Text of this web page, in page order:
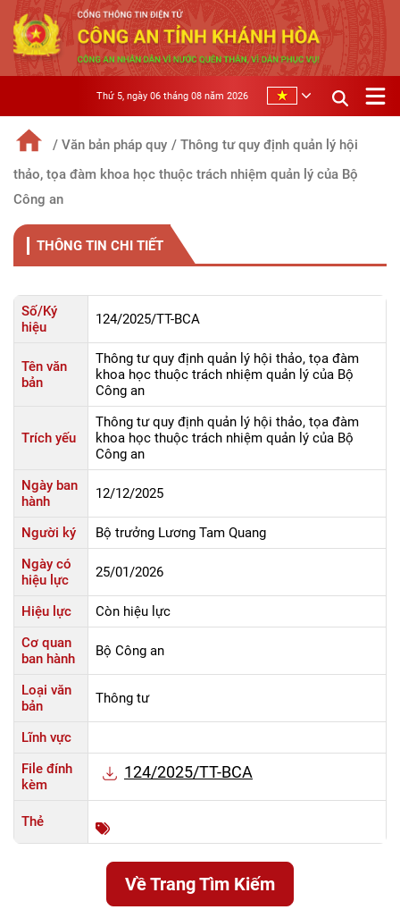
Thứ 5, ngày 06 tháng 08 năm 2026
/ Văn bản pháp quy / Thông tư quy định quản lý hội
thảo, tọa đàm khoa học thuộc trách nhiệm quản lý của Bộ
Công an
THÔNG TIN CHI TIẾT
Số/Ký
hiệu
124/2025/TT-BCA
Tên văn
bản
Thông tư quy định quản lý hội thảo, tọa đàm
khoa học thuộc trách nhiệm quản lý của Bộ
Công an
Trích yếu
Thông tư quy định quản lý hội thảo, tọa đàm
khoa học thuộc trách nhiệm quản lý của Bộ
Công an
Ngày ban
hành
12/12/2025
Người ký
Bộ trưởng Lương Tam Quang
Ngày có
hiệu lực
25/01/2026
Hiệu lực
Còn hiệu lực
Cơ quan
ban hành
Bộ Công an
Loại văn
bản
Thông tư
Lĩnh vực
File đính
kèm
124/2025/TT-BCA
Thẻ
Về Trang Tìm Kiếm